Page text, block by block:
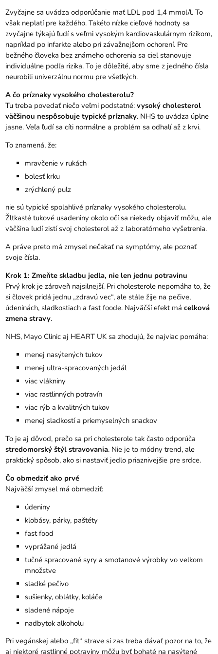
Zvyčajne sa uvádza odporúčanie mať LDL pod 1,4 mmol/l. To
však neplatí pre každého. Takéto nízke cieľové hodnoty sa
zvyčajne týkajú ľudí s veľmi vysokým kardiovaskulárnym rizikom,
napríklad po infarkte alebo pri závažnejšom ochorení. Pre
bežného človeka bez známeho ochorenia sa cieľ stanovuje
individuálne podľa rizika. To je dôležité, aby sme z jedného čísla
neurobili univerzálnu normu pre všetkých.
A čo príznaky vysokého cholesterolu?
Tu treba povedať niečo veľmi podstatné:vysoký cholesterol
väčšinou nespôsobuje typické príznaky. NHS to uvádza úplne
jasne. Veľa ľudí sa cíti normálne a problém sa odhalí až z krvi.
To znamená, že:
mravčenie v rukách
bolesť krku
zrýchlený pulz
nie sú typické spoľahlivé príznaky vysokého cholesterolu.
Žltkasté tukové usadeniny okolo očí sa niekedy objaviť môžu, ale
väčšina ľudí zistí svoj cholesterol až z laboratórneho vyšetrenia.
A práve preto má zmysel nečakať na symptómy, ale poznať
svoje čísla.
Krok 1: Zmeňte skladbu jedla, nie len jednu potravinu
Prvý krok je zároveň najsilnejší. Pri cholesterole nepomáha to, že
si človek pridá jednu „zdravú vec“, ale stále žije na pečive,
údeninách, sladkostiach a fast foode. Najväčší efekt mácelková
zmena stravy.
NHS, Mayo Clinic aj HEART UK sa zhodujú, že najviac pomáha:
menej nasýtených tukov
menej ultra-spracovaných jedál
viac vlákniny
viac rastlinných potravín
viac rýb a kvalitných tukov
menej sladkostí a priemyselných snackov
To je aj dôvod, prečo sa pri cholesterole tak často odporúča
stredomorský štýl stravovania. Nie je to módny trend, ale
praktický spôsob, ako si nastaviť jedlo priaznivejšie pre srdce.
Čo obmedziť ako prvé
Najväčší zmysel má obmedziť:
údeniny
klobásy, párky, paštéty
fast food
vyprážané jedlá
tučné spracované syry a smotanové výrobky vo veľkom
množstve
sladké pečivo
sušienky, oblátky, koláče
sladené nápoje
nadbytok alkoholu
Pri vegánskej alebo „fit“ strave si zas treba dávať pozor na to, že
aj niektoré rastlinné potraviny môžu byť bohaté na nasýtené